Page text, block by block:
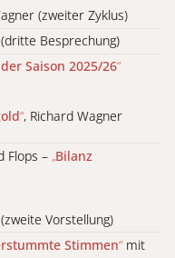
(zweiter Zyklus)
Besprechung)
Saison 2025/26“
“, Richard Wagner
Flops – „Bilanz
Vorstellung)
Stimmen“ mit